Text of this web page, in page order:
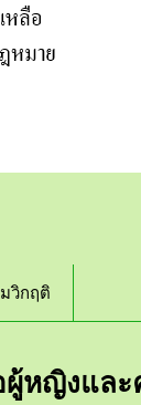
วิกฤติ
หญิงแล